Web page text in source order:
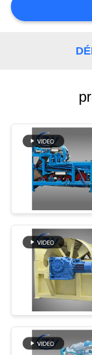
DEMANDEZ
CITATION
SITE
PRIVACY
POLICY